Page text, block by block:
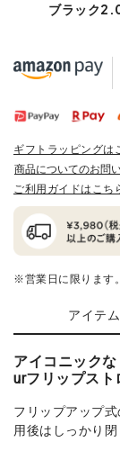
ブラック
ギフトラッピングは
商品についてのお問
ご利用ガイドはこち
※営業日に限ります。
アイテ
アイコニック
urフリップス
フリップアップ
用後はしっかり閉